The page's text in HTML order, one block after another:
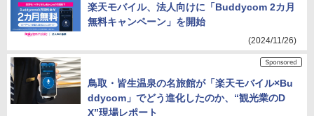
楽天モバイル、法人向けに「Buddycom 2カ月
無料キャンペーン」を開始
(2024/11/26)
鳥取・皆生温泉の名旅館が「楽天モバイル×Bu
ddycom」でどう進化したのか、“観光業のD
X”現場レポート